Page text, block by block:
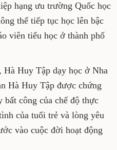
hạng ưu trường Quốc học
thể tiếp tục học lên bậc
viên tiểu học ở thành phố
Hà Huy Tập dạy học ở Nha
Hà Huy Tập được chứng
bất công của chế độ thực
của tuổi trẻ và lòng yêu
vào cuộc đời hoạt động